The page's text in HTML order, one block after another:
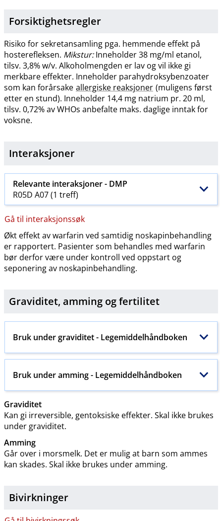
Forsiktighetsregler
Risiko for sekretansamling pga. hemmende effekt på
hosterefleksen. Mikstur:Inneholder 38 mg/ml etanol,
tilsv. 3,8% w​/​v. Alkoholmengden er lav og vil ikke gi
merkbare effekter. Inneholder parahydroksybenzoater
som kan forårsake allergiske reaksjoner (muligens først
etter en stund). Inneholder 14,4 mg natrium pr. 20 ml,
tilsv. 0,72% av WHOs anbefalte maks. daglige inntak for
voksne.
Interaksjoner
Relevante interaksjoner - DMP
R05D A07 (1 treff)
Gå til interaksjonssøk
Økt effekt av warfarin ved samtidig noskapinbehandling
er rapportert. Pasienter som behandles med warfarin
bør derfor være under kontroll ved oppstart og
seponering av noskapinbehandling.
Graviditet, amming ogfertilitet
Bruk under graviditet - Legemiddelhåndboken
Bruk under amming - Legemiddelhåndboken
Graviditet
Kan gi irreversible, gentoksiske effekter. Skal ikke brukes
under graviditet.
Amming
Går over i morsmelk. Det er mulig at barn som ammes
kan skades. Skal ikke brukes under amming.
Bivirkninger